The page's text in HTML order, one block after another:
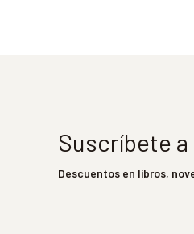
Suscríbete
Descuentos en libros,